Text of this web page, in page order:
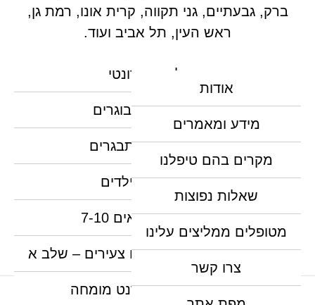
ברק, גבעתיים, גני תקווה, קרית אונו, רמת גן,
ראש העין, תל אביב ועוד.
טיפול אורתודונטי
יישור שיניים למבוגרים
יישור שיניים למתבגרים
יישור שיניים לילדים
יישור שיניים לגילאים 7-10
יישור שיניים מקדים לילדים צעירים – שלב א
יישור שיניים אורתודנט מומחה
אודות
מידע ומאמרים
מקרים בהם טיפלנו
שאלות נפוצות
מטופלים ממליצים עלינו
צרו קשר
האתר נבנה, מנוהל ומקודם ע"י צוות נילס